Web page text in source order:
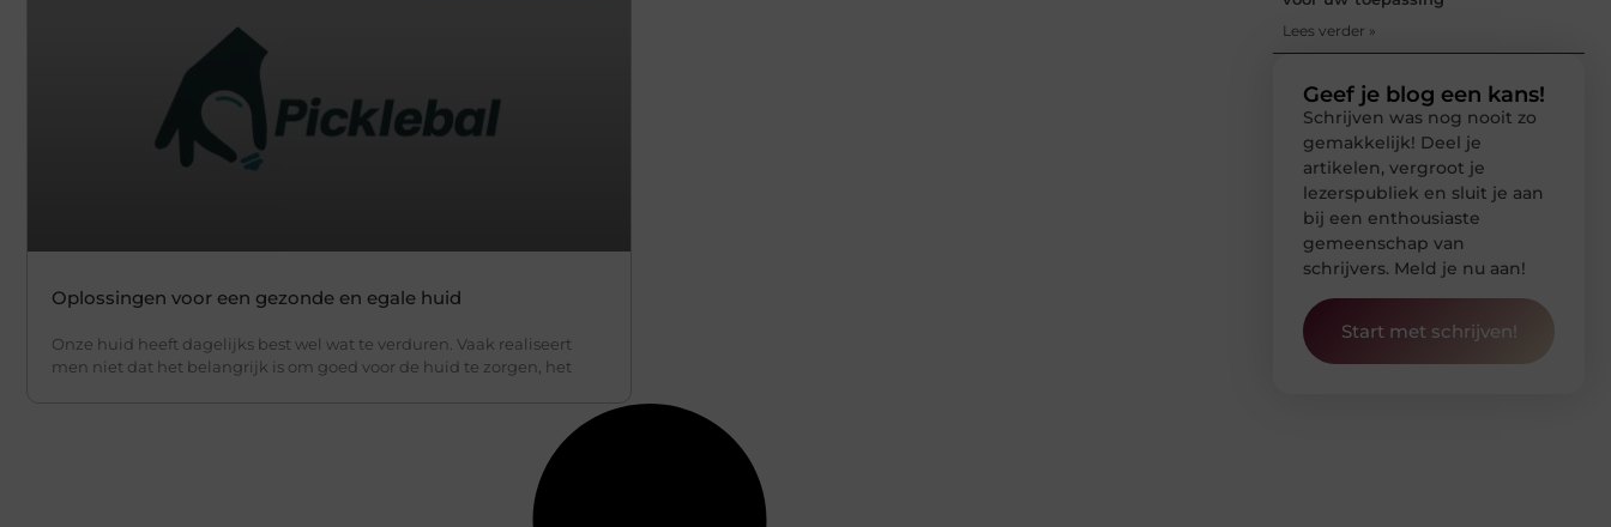
Oplossingen voor een gezonde en egale huid
Onze huid heeft dagelijks best wel wat te verduren. Vaak realiseert
men niet dat het belangrijk is om goed voor de huid te zorgen, het
Lees verder »
Geef je blog een kans!
Schrijven was nog nooit zo
gemakkelijk! Deel je
artikelen, vergroot je
lezerspubliek en sluit je aan
bij een enthousiaste
gemeenschap van
schrijvers. Meld je nu aan!
Start met schrijven!